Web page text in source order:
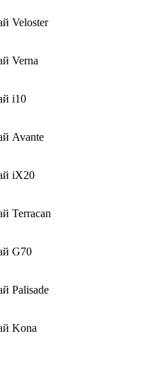
Veloster
Verna
i10
Avante
iX20
Terracan
G70
Palisade
Kona